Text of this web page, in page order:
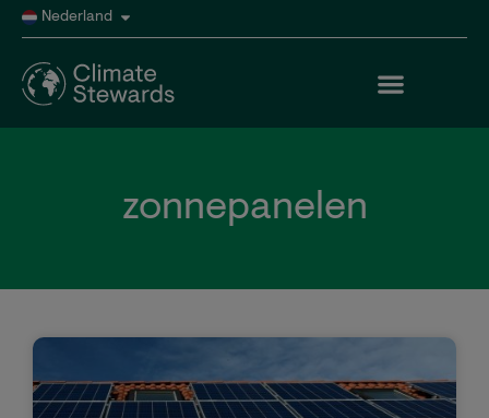
Nederland
zonnepanelen